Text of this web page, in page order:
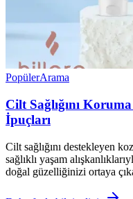
PopülerArama
Cilt Sağlığını
İpuçları
Cilt sağlığını destekleyen
sağlıklı yaşam
doğal güzelliğinizi ortaya